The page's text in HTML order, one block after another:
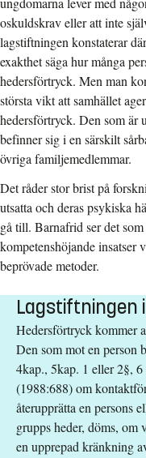
oskuldskrav eller att inte
lagstiftningen konstaterar
exakthet säga hur många
hedersförtryck. Men man
största vikt att samhället
hedersförtryck. Den som är
befinner sig i en särskilt
övriga familjemedlemmar.
Det råder stor brist på
utsatta och deras psykiska
gå till. Barnafrid ser det
kompetenshöjande insatser
beprövade metoder.
Lagstiftningen
Hedersförtryck kommer
Den som mot en person
4kap., 5kap. 1 eller 2§,
(1988:688) om
återupprätta en persons
grupps heder, döms, om
en upprepad kränkning